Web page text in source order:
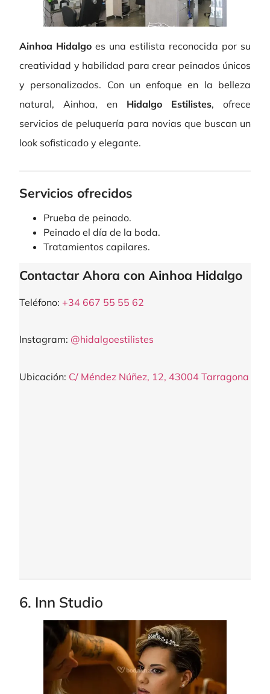
Ainhoa Hidalgo es una estilista reconocida por su
creatividad y habilidad para crear peinados únicos
y personalizados. Con un enfoque en la belleza
natural, Ainhoa, en Hidalgo Estilistes, ofrece
servicios de peluquería para novias que buscan un
look sofisticado y elegante.
Servicios ofrecidos
Prueba de peinado.
Peinado el día de la boda.
Tratamientos capilares.
Contactar Ahora con Ainhoa Hidalgo
Teléfono: +34 667 55 55 62
Instagram: @hidalgoestilistes
Ubicación: C/ Méndez Núñez, 12, 43004 Tarragona
6. Inn Studio